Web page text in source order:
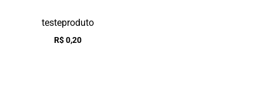
testeproduto
R$0,20